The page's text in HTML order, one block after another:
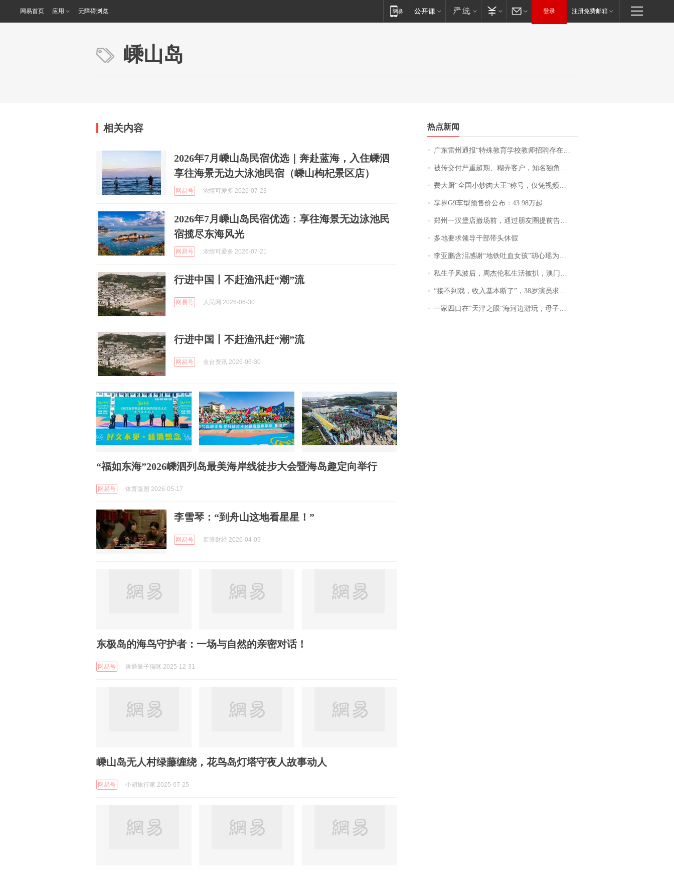
网易首页 应用 无障碍浏览 登录 注册免费邮箱
嵊山岛
相关内容
2026年7月嵊山岛民宿优选｜奔赴蓝海，入住嵊泗
享往海景无边大泳池民宿（嵊山枸杞景区店）
网易号 浓情可爱多 2026-07-23
2026年7月嵊山岛民宿优选：享往海景无边泳池民
宿揽尽东海风光
网易号 浓情可爱多 2026-07-21
行进中国丨不赶渔汛赶“潮”流
网易号 人民网 2026-06-30
行进中国丨不赶渔汛赶“潮”流
网易号 金台资讯 2026-06-30
“福如东海”2026嵊泗列岛最美海岸线徒步大会暨海岛趣定向举行
网易号 体育版图 2026-05-17
李雪琴：“到舟山这地看星星！”
网易号 新浪财经 2026-04-09
东极岛的海鸟守护者：一场与自然的亲密对话！
网易号 速通量子猫咪 2025-12-31
嵊山岛无人村绿藤缠绕，花鸟岛灯塔守夜人故事动人
网易号 小胡旅行家 2025-07-25
热点新闻
广东雷州通报“特殊教育学校教师招聘存在违规行为”：已启动问责程序 副校长被停职
被传交付严重超期、糊弄客户，知名独角兽车企创始人回应：都没证据，将依法采取措施，“本人长期与美国交管局保持沟通，对方表示肯定”
费大厨“全国小炒肉大王”称号，仅凭视频评出？中国烹饪协会回应
享界G9车型预售价公布：43.98万起
郑州一汉堡店撤场前，通过朋友圈提前告知逐一退费，有顾客仅剩1元也全被退回，分文不少；顾客：言而有信，让人感动
多地要求领导干部带头休假
李亚鹏含泪感谢“地铁吐血女孩”胡心瑶为嫣然天使捐99999元：这份捐赠太沉重，尊重其捐赠意愿，个人向胡心瑶和她的病友之家各捐赠99999元
私生子风波后，周杰伦私生活被扒，澳门输10亿传闻早已经水落石出
“接不到戏，收入基本断了”，38岁演员求职景区NPC：工作量断崖式下跌，留给我试错的时间不多了
一家四口在“天津之眼”海河边游玩，母子俩不幸溺亡